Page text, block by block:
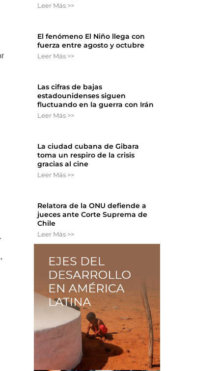
Leer Más >>
El fenómeno El Niño llega con
fuerza entre agosto y octubre
Leer Más >>
Las cifras de bajas
estadounidenses siguen
fluctuando en la guerra con Irán
Leer Más >>
La ciudad cubana de Gibara
toma un respiro de la crisis
gracias al cine
Leer Más >>
Relatora de la ONU defiende a
jueces ante Corte Suprema de
Chile
Leer Más >>